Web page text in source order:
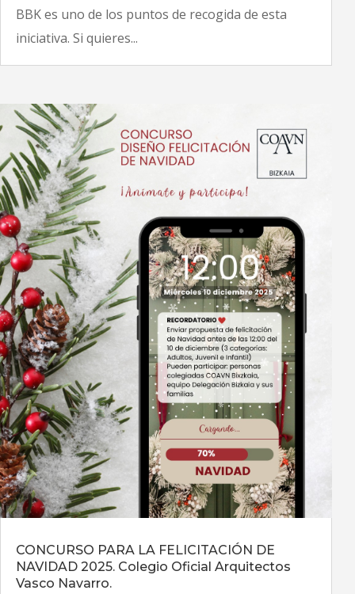
BBK es uno de los puntos de recogida de esta
iniciativa. Si quieres...
CONCURSO PARA LA FELICITACIÓN DE
NAVIDAD 2025. Colegio Oficial Arquitectos
Vasco Navarro.